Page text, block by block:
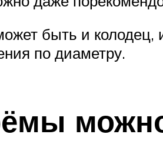
быть и колодец,
по диаметру.